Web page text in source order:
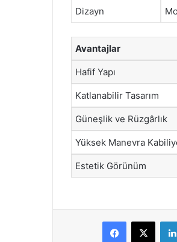
Dizayn
Avantajlar
Hafif Yapı
Katlanabilir Tasarım
Güneşlik ve Rüzgârlık
Yüksek Manevra
Estetik Görünüm
Facebook
X